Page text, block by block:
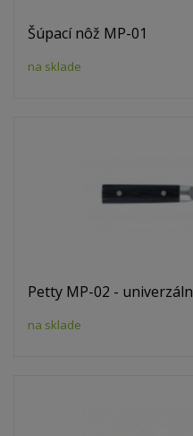
Šúpací nôž MP-01
na sklade
Petty MP-02 -
na sklade